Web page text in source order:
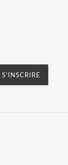
S'INSCRIRE